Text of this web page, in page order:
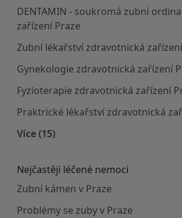
DENTAMIN - soukromá zubní
zařízení Praze
Zubní lékařství zdravotnická
Gynekologie zdravotnická zařízení
Fyzioterapie zdravotnická zařízení
Praktrické lékařství zdravotnická
Více (15)
Nejčastěji léčené nemoci
Zubní kámen v Praze
Problémy se zuby v Praze